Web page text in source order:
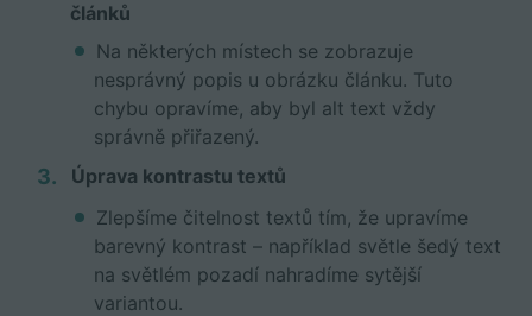
článků
Na některých místech se zobrazuje
nesprávný popis u obrázku článku. Tuto
chybu opravíme, aby byl alt text vždy
správně přiřazený.
Úprava kontrastu textů
Zlepšíme čitelnost textů tím, že upravíme
barevný kontrast – například světle šedý text
na světlém pozadí nahradíme sytější
variantou.